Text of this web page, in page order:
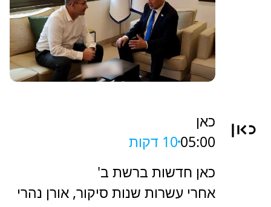
כאן
05:0010 דקות
כאן חדשות ברשת ב'
אחרי עשרות שנות סיקור, אורן נהרי